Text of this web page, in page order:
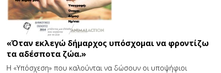
«Όταν εκλεγώ δήμαρχος υπόσχομαι να φροντίζω
τα αδέσποτα ζώα.»
Η «Υπόσχεση» που καλούνται να δώσουν οι υποψήφιοι